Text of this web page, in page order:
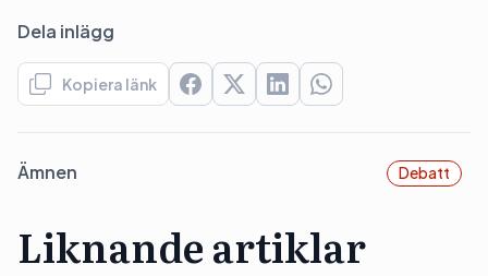
Dela inlägg
Kopiera länk
Ämnen Debatt
Liknande artiklar